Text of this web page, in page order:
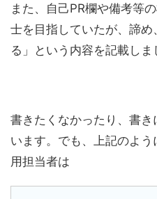
また、自己PR欄や備考等
士を目指していたが、諦
る」という内容を記載しま
書きたくなかったり、書
います。でも、上記のよ
用担当者は